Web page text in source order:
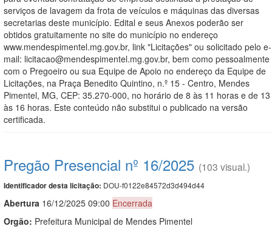
serviços de lavagem da frota de veículos e máquinas das diversas
secretarias deste município. Edital e seus Anexos poderão ser
obtidos gratuitamente no site do município no endereço
www.mendespimentel.mg.gov.br, link "Licitações" ou solicitado pelo e-
mail: licitacao@mendespimentel.mg.gov.br, bem como pessoalmente
com o Pregoeiro ou sua Equipe de Apoio no endereço da Equipe de
Licitações, na Praça Benedito Quintino, n.º 15 - Centro, Mendes
Pimentel, MG, CEP: 35.270-000, no horário de 8 às 11 horas e de 13
às 16 horas. Este conteúdo não substitui o publicado na versão
certificada.
Pregão Presencial nº 16/2025 (103 visual.)
Identificador desta licitação: DOU-f0122e84572d3d494d44
Abertura 16/12/2025 09:00 Encerrada
Orgão: Prefeitura Municipal de Mendes Pimentel